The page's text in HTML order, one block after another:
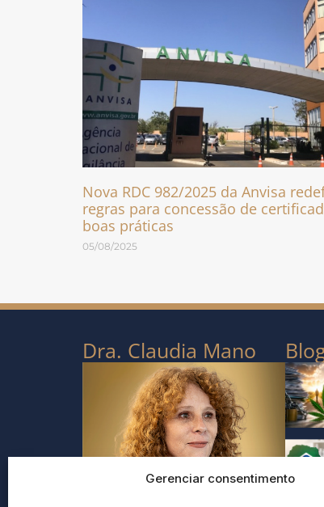
Gerenciar consentimento
Nova RDC 982/2025 da Anvisa
regras para concessão de
boas práticas
05/08/2025
Dra. Claudia Mano